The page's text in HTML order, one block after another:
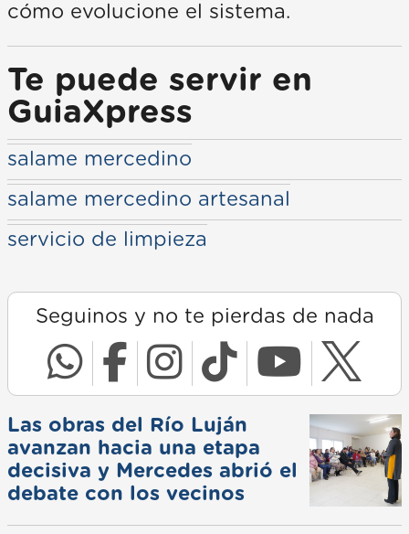
cómo evolucione el sistema.
Te puede servir en
GuiaXpress
salame mercedino
salame mercedino artesanal
servicio de limpieza
Seguinos y no te pierdas de nada
Las obras del Río Luján
avanzan hacia una etapa
decisiva y Mercedes abrió el
debate con los vecinos